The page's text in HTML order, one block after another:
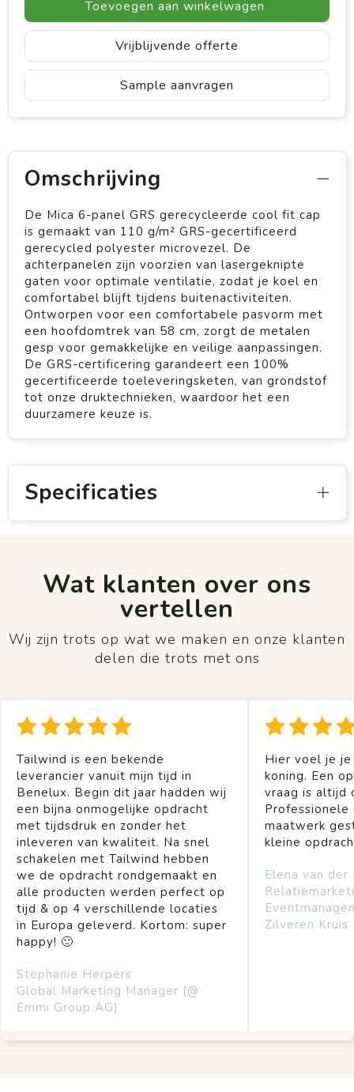
Toevoegen aan winkelwagen
Vrijblijvende offerte
Sample aanvragen
Omschrijving
De Mica 6-panel GRS gerecycleerde cool fit cap
is gemaakt van 110 g/m² GRS-gecertificeerd
gerecycled polyester microvezel. De
achterpanelen zijn voorzien van lasergeknipte
gaten voor optimale ventilatie, zodat je koel en
comfortabel blijft tijdens buitenactiviteiten.
Ontworpen voor een comfortabele pasvorm met
een hoofdomtrek van 58 cm, zorgt de metalen
gesp voor gemakkelijke en veilige aanpassingen.
De GRS-certificering garandeert een 100%
gecertificeerde toeleveringsketen, van grondstof
tot onze druktechnieken, waardoor het een
duurzamere keuze is.
Specificaties
Wat klanten over ons
vertellen
Wij zijn trots op wat we maken en onze klanten
delen die trots met ons
Tailwind is een bekende
leverancier vanuit mijn tijd in
Benelux. Begin dit jaar hadden wij
een bijna onmogelijke opdracht
met tijdsdruk en zonder het
inleveren van kwaliteit. Na snel
schakelen met Tailwind hebben
we de opdracht rondgemaakt en
alle producten werden perfect op
tijd & op 4 verschillende locaties
in Europa geleverd. Kortom: super
happy! 🙂
Stephanie Herpers
Global Marketing Manager (@
Emmi Group AG)
Hier voel je
koning. Een
vraag is altijd
Professionele
maatwerk
kleine
Elena van der
Zilveren Kruis